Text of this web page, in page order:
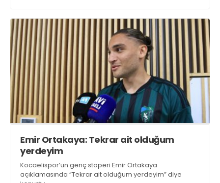
Emir Ortakaya: Tekrar ait olduğum
yerdeyim
Kocaelispor’un genç stoperi Emir Ortakaya
açıklamasında “Tekrar ait olduğum yerdeyim” diye